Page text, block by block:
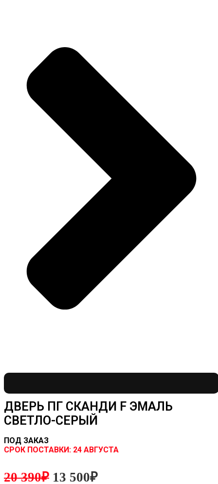
ДВЕРЬ ПГ СКАНДИ F ЭМАЛЬ
СВЕТЛО-СЕРЫЙ
ПОД ЗАКАЗ
CРОК ПОСТАВКИ: 24 АВГУСТА
20 390₽ 13 500₽